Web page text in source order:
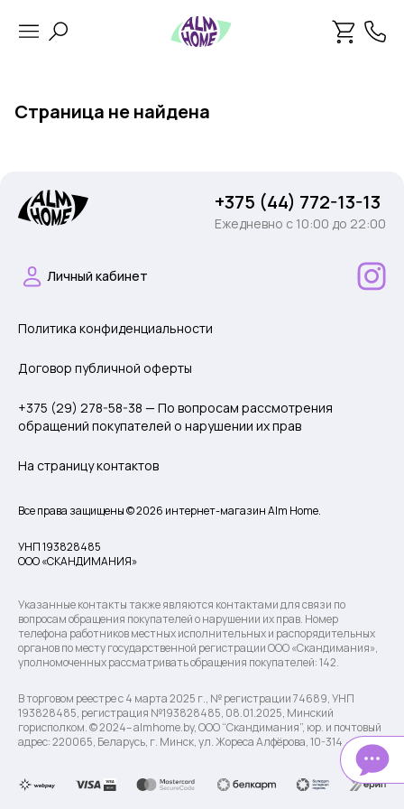
Страница не найдена
+375 (44) 772-13-13
Ежедневно c 10:00 до 22:00
Личный кабинет
Политика конфиденциальности
Договор публичной оферты
+375 (29) 278-58-38 — По вопросам рассмотрения
обращений покупателей о нарушении их прав
На страницу контактов
Все права защищены © 2026 интернет-магазин Alm Home.
УНП 193828485
ООО «СКАНДИМАНИЯ»
Указанные контакты также являются контактами для связи по
вопросам обращения покупателей о нарушении их прав. Номер
телефона работников местных исполнительных и распорядительных
органов по месту государственной регистрации ООО «Скандимания»,
уполномоченных рассматривать обращения покупателей: 142.
В торговом реестре с 4 марта 2025 г., № регистрации 74689, УНП
193828485, регистрация №193828485, 08.01.2025, Минский
горисполком. © 2024– almhome.by, ООО “Скандимания”, юр. и почтовый
адрес: 220065, Беларусь, г. Минск, ул. Жореса Алфёрова, 10-314